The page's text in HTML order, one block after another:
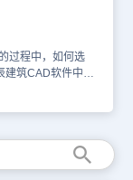
过程中，如何选
建筑CAD软件中锁
常实用的方法：
图层工具]à [锁定